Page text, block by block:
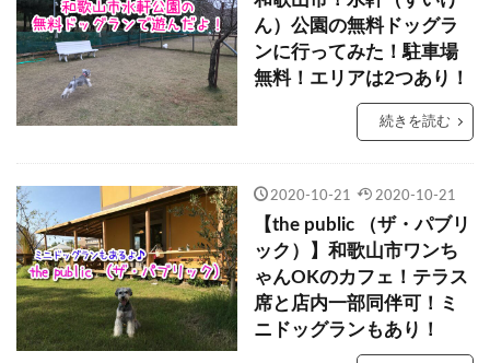
ん）公園の無料ドッグラ
ンに行ってみた！駐車場
無料！エリアは2つあり！
続きを読む
2020-10-21 2020-10-21
【the public （ザ・パブリ
ック）】和歌山市ワンち
ゃんOKのカフェ！テラス
席と店内一部同伴可！ミ
ニドッグランもあり！